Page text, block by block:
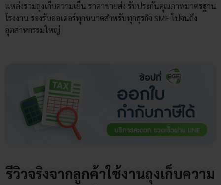
แหล่งรวมถุงเก็บความเย็น ราคาขายส่ง รับประกันคุณภาพมาตรฐาน
โรงงาน รองรับออเดอร์ทุกขนาดสำหรับทุกธุรกิจ SME ไปจนถึง
อุตสาหกรรมใหญ่
รีวิวจริงจากลูกค้าใช้งานถุงเก็บความ